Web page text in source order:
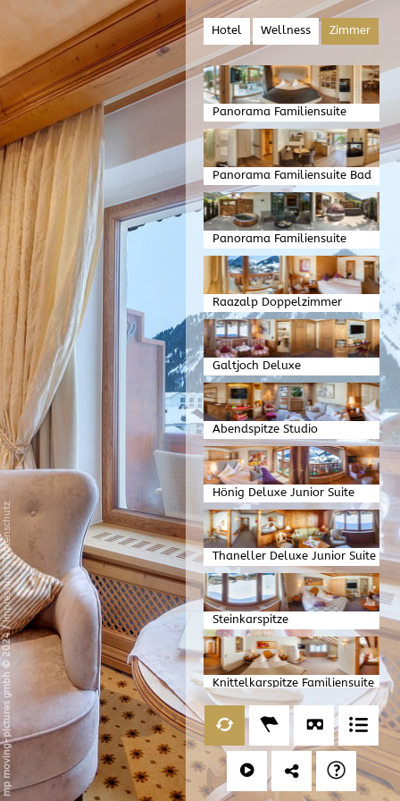
Hotel Wellness Zimmer
Panorama Familiensuite
Schlafen
Panorama Familiensuite Bad
und Wohnen
Panorama Familiensuite
Garten
Raazalp Doppelzimmer
Galtjoch Deluxe
Doppelzimmer
Abendspitze Studio
Hönig Deluxe Junior Suite
Thaneller Deluxe Junior Suite
Steinkarspitze
Familienappartment
Knittelkarspitze Familiensuite
Loreakopf Suite
mp moving-pictures gmbh © 2024
/
Impressum
-
Datenschutz